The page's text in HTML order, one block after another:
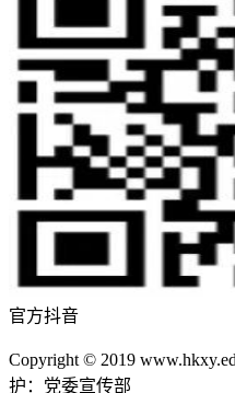
官方抖音
Copyright © 2019
护：党委宣传部